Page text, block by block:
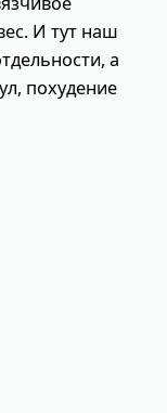
И тут наш
а
похудение